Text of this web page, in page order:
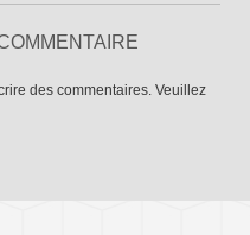
des commentaires. Veuillez